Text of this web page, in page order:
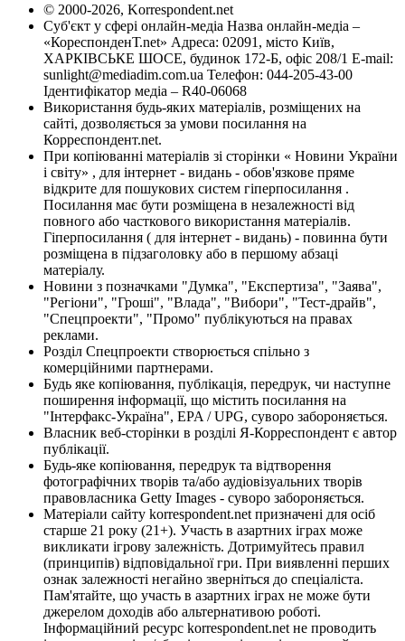
© 2000-2026, Korrespondent.net
Суб'єкт у сфері онлайн-медіа Назва онлайн-медіа –
«КореспонденТ.net» Адреса: 02091, місто Київ,
ХАРКІВСЬКЕ ШОСЕ, будинок 172-Б, офіс 208/1 E-mail:
sunlight@mediadim.com.ua Телефон: 044-205-43-00
Ідентифікатор медіа – R40-06068
Використання будь-яких матеріалів, розміщених на
сайті, дозволяється за умови посилання на
Корреспондент.net.
При копіюванні матеріалів зі сторінки « Новини України
і світу» , для інтернет - видань - обов'язкове пряме
відкрите для пошукових систем гіперпосилання .
Посилання має бути розміщена в незалежності від
повного або часткового використання матеріалів.
Гіперпосилання ( для інтернет - видань) - повинна бути
розміщена в підзаголовку або в першому абзаці
матеріалу.
Новини з позначками "Думка", "Експертиза", "Заява",
"Регіони", "Гроші", "Влада", "Вибори", "Тест-драйв",
"Спецпроекти", "Промо" публікуються на правах
реклами.
Розділ Спецпроекти створюється спільно з
комерційними партнерами.
Будь яке копіювання, публікація, передрук, чи наступне
поширення інформації, що містить посилання на
"Інтерфакс-Україна", EPA / UPG, суворо забороняється.
Власник веб-сторінки в розділі Я-Корреспондент є автор
публікації.
Будь-яке копіювання, передрук та відтворення
фотографічних творів та/або аудіовізуальних творів
правовласника Getty Images - суворо забороняється.
Матеріали сайту korrespondent.net призначені для осіб
старше 21 року (21+). Участь в азартних іграх може
викликати ігрову залежність. Дотримуйтесь правил
(принципів) відповідальної гри. При виявленні перших
ознак залежності негайно зверніться до спеціаліста.
Пам'ятайте, що участь в азартних іграх не може бути
джерелом доходів або альтернативою роботі.
Інформаційний ресурс korrespondent.net не проводить